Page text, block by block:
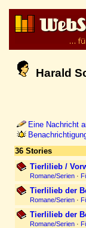
Harald
Eine Nachricht
36 Stories
Tierlilieb /
Romane/Serien ·
Tierlilieb der
Romane/Serien ·
Tierlilieb der
Romane/Serien ·